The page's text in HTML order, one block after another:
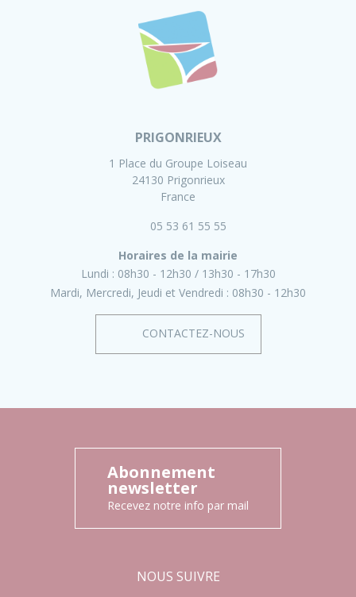
PRIGONRIEUX
1 Place du Groupe Loiseau
24130 Prigonrieux
France
05 53 61 55 55
Horaires de la mairie
Lundi : 08h30 - 12h30
13h30 - 17h30
Mardi, Mercredi, Jeudi et Vendredi : 08h30 - 12h30
CONTACTEZ-NOUS
Abonnement
newsletter
Recevez notre info par mail
NOUS SUIVRE